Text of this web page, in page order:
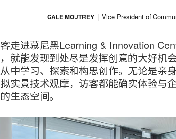
GALE MOUTREY Vice President of
走进慕尼黑Learning & Innovation
就能发现到处尽是发挥创意的大好机
中学习、探索和构思创作。无论是亲
实景技术观摩，访客都能确实体验与
生态空间。